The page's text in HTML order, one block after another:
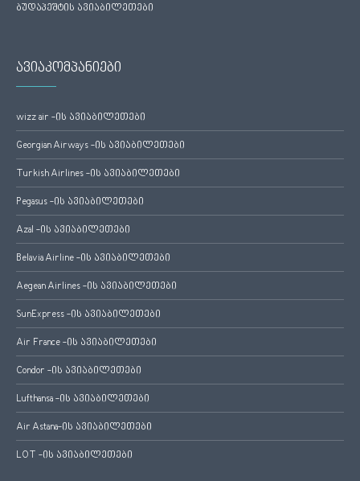
ბუდაპეშტის ავიაბილეთები
ავიაკომპანიები
wizz air -ის ავიაბილეთები
Georgian Airways -ის ავიაბილეთები
Turkish Airlines -ის ავიაბილეთები
Pegasus -ის ავიაბილეთები
Azal -ის ავიაბილეთები
Belavia Airline -ის ავიაბილეთები
Aegean Airlines -ის ავიაბილეთები
SunExpress -ის ავიაბილეთები
Air France -ის ავიაბილეთები
Condor -ის ავიაბილეთები
Lufthansa -ის ავიაბილეთები
Air Astana-ის ავიაბილეთები
LOT -ის ავიაბილეთები